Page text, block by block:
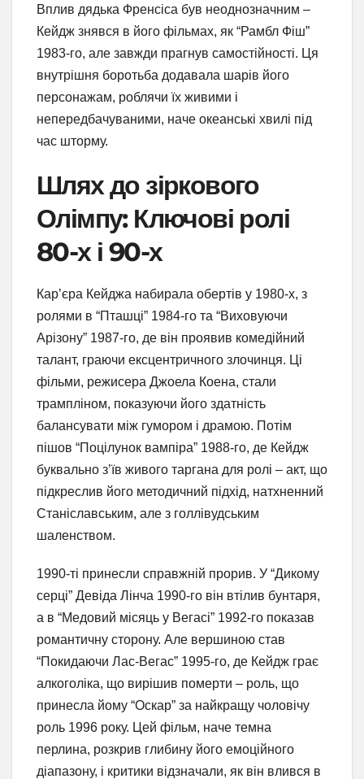
Вплив дядька Френсіса був неоднозначним –
Кейдж знявся в його фільмах, як “Рамбл Фіш”
1983-го, але завжди прагнув самостійності. Ця
внутрішня боротьба додавала шарів його
персонажам, роблячи їх живими і
непередбачуваними, наче океанські хвилі під
час шторму.
Шлях до зіркового
Олімпу: Ключові ролі
80-х і 90-х
Кар’єра Кейджа набирала обертів у 1980-х, з
ролями в “Пташці” 1984-го та “Виховуючи
Арізону” 1987-го, де він проявив комедійний
талант, граючи ексцентричного злочинця. Ці
фільми, режисера Джоела Коена, стали
трампліном, показуючи його здатність
балансувати між гумором і драмою. Потім
пішов “Поцілунок вампіра” 1988-го, де Кейдж
буквально з’їв живого таргана для ролі – акт, що
підкреслив його методичний підхід, натхненний
Станіславським, але з голлівудським
шаленством.
1990-ті принесли справжній прорив. У “Дикому
серці” Девіда Лінча 1990-го він втілив бунтаря,
а в “Медовий місяць у Вегасі” 1992-го показав
романтичну сторону. Але вершиною став
“Покидаючи Лас-Вегас” 1995-го, де Кейдж грає
алкоголіка, що вирішив померти – роль, що
принесла йому “Оскар” за найкращу чоловічу
роль 1996 року. Цей фільм, наче темна
перлина, розкрив глибину його емоційного
діапазону, і критики відзначали, як він влився в